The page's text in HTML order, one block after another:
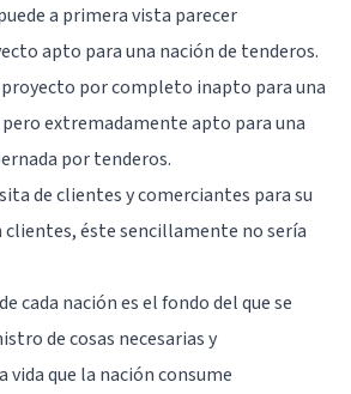
a primera vista parecer
apto para una nación de tenderos.
proyecto por completo inapto para una
extremadamente apto para una
por tenderos.
de clientes y comerciantes para su
éste sencillamente no sería
cada nación es el fondo del que se
de cosas necesarias y
vida que la nación consume